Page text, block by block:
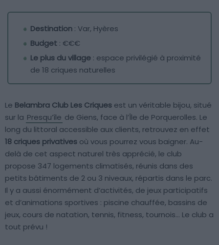
Destination : Var, Hyères
Budget : €€€
Le plus du village : espace privilégié à proximité
de 18 criques naturelles
Le Belambra Club Les Criques est un véritable bijou, situé
sur la Presqu’île de Giens, face à l’Île de Porquerolles. Le
long du littoral accessible aux clients, retrouvez en effet
18 criques privatives où vous pourrez vous baigner. Au-
delà de cet aspect naturel très apprécié, le club
propose 347 logements climatisés, réunis dans des
petits bâtiments de 2 ou 3 niveaux, répartis dans le parc.
Il y a aussi énormément d’activités, de jeux participatifs
et d’animations sportives : piscine chauffée, bassins de
jeux, cours de natation, tennis, fitness, tournois… Le club a
tout prévu !